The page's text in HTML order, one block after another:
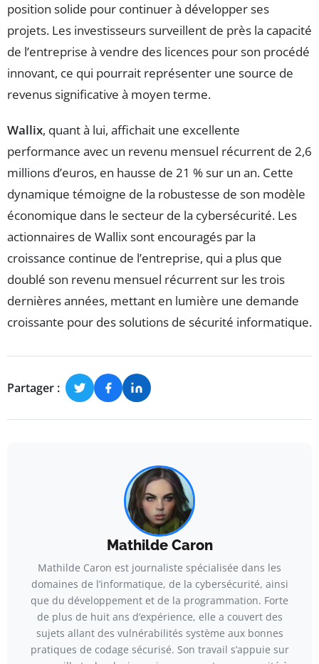
position solide pour continuer à développer ses
projets. Les investisseurs surveillent de près la capacité
de l’entreprise à vendre des licences pour son procédé
innovant, ce qui pourrait représenter une source de
revenus significative à moyen terme.
Wallix, quant à lui, affichait une excellente
performance avec un revenu mensuel récurrent de 2,6
millions d’euros, en hausse de 21 % sur un an. Cette
dynamique témoigne de la robustesse de son modèle
économique dans le secteur de la cybersécurité. Les
actionnaires de Wallix sont encouragés par la
croissance continue de l’entreprise, qui a plus que
doublé son revenu mensuel récurrent sur les trois
dernières années, mettant en lumière une demande
croissante pour des solutions de sécurité informatique.
Partager :
Mathilde Caron
Mathilde Caron est journaliste spécialisée dans les
domaines de l’informatique, de la cybersécurité, ainsi
que du développement et de la programmation. Forte
de plus de huit ans d’expérience, elle a couvert des
sujets allant des vulnérabilités système aux bonnes
pratiques de codage sécurisé. Son travail s’appuie sur